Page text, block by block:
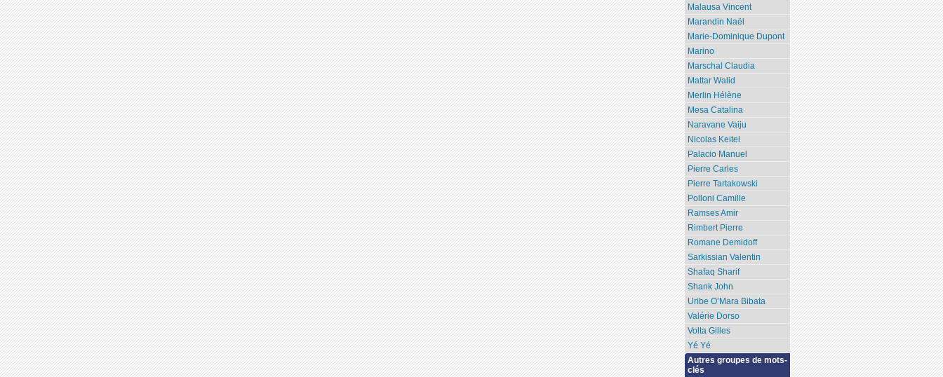
Malausa Vincent
Marandin Naël
Marie-Dominique Dupont
Marino
Marschal Claudia
Mattar Walid
Merlin Hélène
Mesa Catalina
Naravane Vaiju
Nicolas Keitel
Palacio Manuel
Pierre Carles
Pierre Tartakowski
Polloni Camille
Ramses Amir
Rimbert Pierre
Romane Demidoff
Sarkissian Valentin
Shafaq Sharif
Shank John
Uribe O’Mara Bibata
Valérie Dorso
Volta Gilles
Yé Yé
Autres groupes de mots-
clés